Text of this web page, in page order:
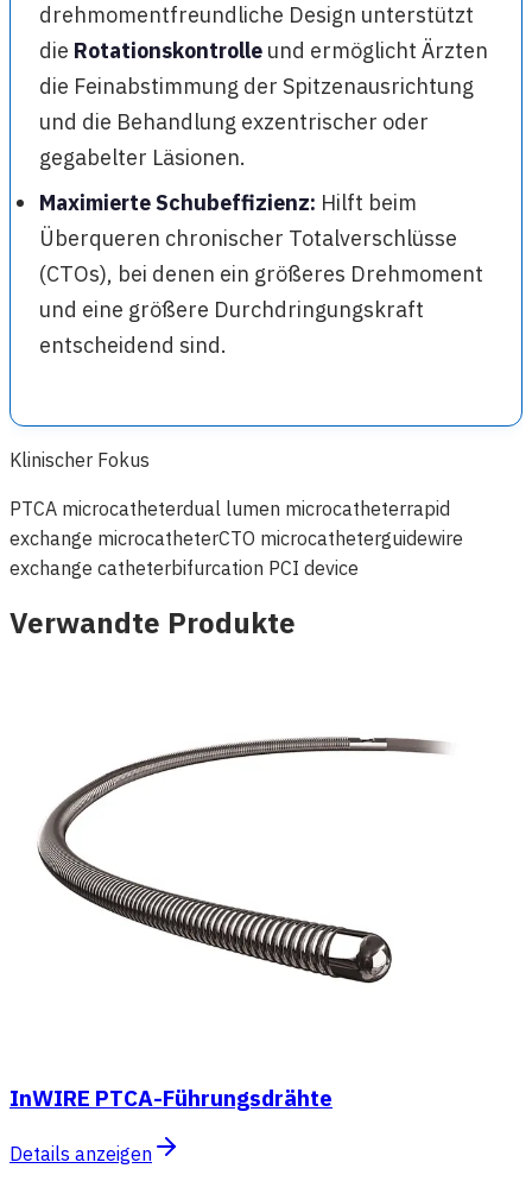
drehmomentfreundliche Design unterstützt
die Rotationskontrolle und ermöglicht Ärzten
die Feinabstimmung der Spitzenausrichtung
und die Behandlung exzentrischer oder
gegabelter Läsionen.
Maximierte Schubeffizienz: Hilft beim
Überqueren chronischer Totalverschlüsse
(CTOs), bei denen ein größeres Drehmoment
und eine größere Durchdringungskraft
entscheidend sind.
Klinischer Fokus
PTCA microcatheterdual lumen microcatheterrapid
exchange microcatheterCTO microcatheterguidewire
exchange catheterbifurcation PCI device
Verwandte Produkte
InWIRE PTCA-Führungsdrähte
Details anzeigen